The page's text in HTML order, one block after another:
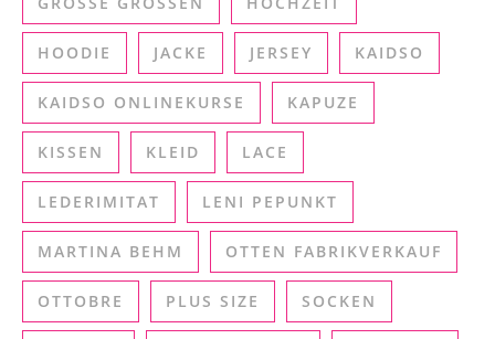
HOODIE JACKE JERSEY KAIDSO
KAIDSO ONLINEKURSE KAPUZE
KISSEN KLEID LACE
LEDERIMITAT LENI PEPUNKT
MARTINA BEHM OTTEN FABRIKVERKAUF
OTTOBRE PLUS SIZE SOCKEN